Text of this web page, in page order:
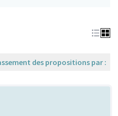
des propositions par :